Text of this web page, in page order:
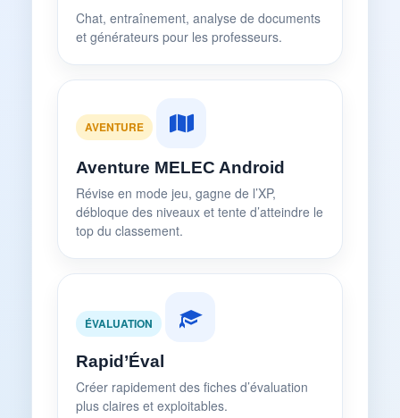
Chat, entraînement, analyse de documents
et générateurs pour les professeurs.
AVENTURE
Aventure MELEC Android
Révise en mode jeu, gagne de l’XP,
débloque des niveaux et tente d’atteindre le
top du classement.
ÉVALUATION
Rapid’Éval
Créer rapidement des fiches d’évaluation
plus claires et exploitables.